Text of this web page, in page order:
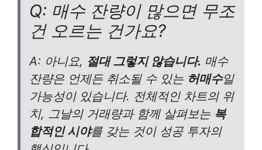
Q: 매수 잔량이 많으면 무조
건 오르는 건가요?
A: 아니요, 절대 그렇지 않습니다. 매수
잔량은 언제든 취소될 수 있는 허매수일
가능성이 있습니다. 전체적인 차트의 위
치, 그날의 거래량과 함께 살펴보는 복
합적인 시야를 갖는 것이 성공 투자의